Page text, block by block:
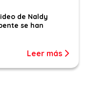
de Naldy
se han
Leer más